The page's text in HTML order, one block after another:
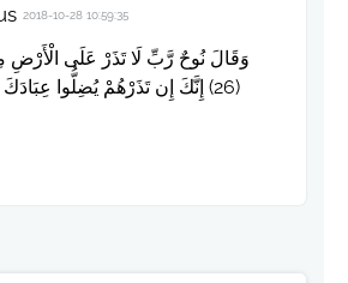
2018-10-28 10:59:35
وَقَالَ نُوحٌ رَّبِّ لَا تَذَرْ عَلَى الْأَرْضِ
(26) إِنَّكَ إِن تَذَرْهُمْ يُضِلُّوا عِبَادَكَ